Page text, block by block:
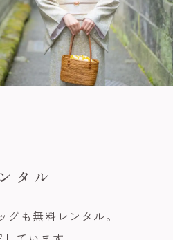
タル
も無料レンタル。